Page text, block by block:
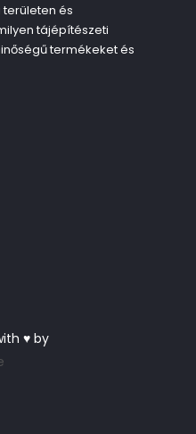
és
tájépítészeti
termékeket és
♥ by